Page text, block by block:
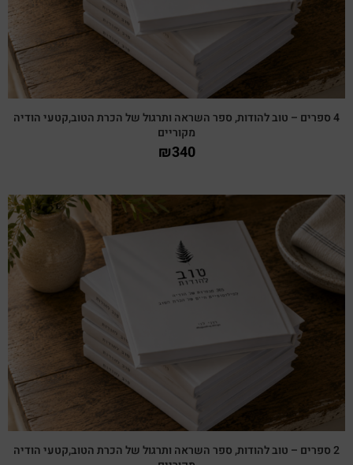
4 ספרים – טוב להודות, ספר השראה ותרגול של הכרת הטוב,קטעי הודיה
מקוריים
₪340
2 ספרים – טוב להודות, ספר השראה ותרגול של הכרת הטוב,קטעי הודיה